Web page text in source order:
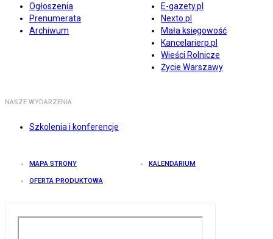
Ogłoszenia
Prenumerata
Archiwum
E-gazety.pl
Nexto.pl
Mała księgowość
Kancelarierp.pl
Wieści Rolnicze
Życie Warszawy
NASZE WYDARZENIA
Szkolenia i konferencje
MAPA STRONY KALENDARIUM
OFERTA PRODUKTOWA